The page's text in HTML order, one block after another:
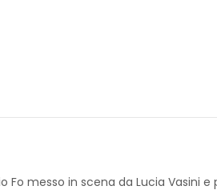
messo in scena da Lucia Vasini e